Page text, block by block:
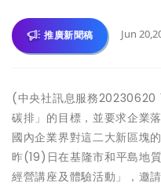
推廣新聞稿 Jun
(中央社訊息服務20230620
碳排」的目標，並要求企業
國內企業界對這二大新區塊
昨(19)日在基隆市和平島地
經營講座及體驗活動」，邀